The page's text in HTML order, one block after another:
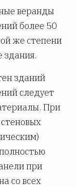
веранды
более 50
же степени
здания.
зданий
следует
При
при
со всех